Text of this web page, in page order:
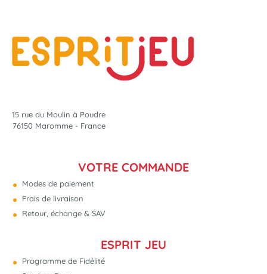
15 rue du Moulin à Poudre
76150 Maromme - France
VOTRE COMMANDE
Modes de paiement
Frais de livraison
Retour, échange & SAV
ESPRIT JEU
Programme de Fidélité